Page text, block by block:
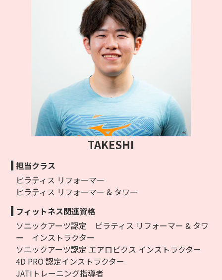
TAKESHI
担当クラス
ピラティス リフォーマー
ピラティス リフォーマー & タワー
フィットネス関連資格
ソニックアーツ認定 ピラティス リフォーマー & タワ
ー インストラクター
ソニックアーツ認定 エアロビクス インストラクター
4D PRO 認定インストラクター
JATIトレーニング指導者